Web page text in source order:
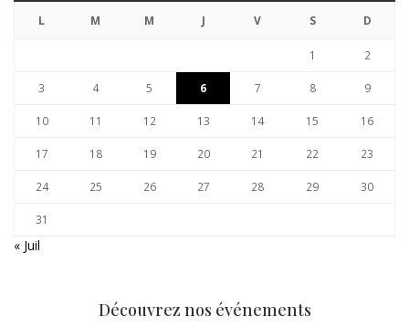
L M M J V S D
1 2
3 4 5 6 7 8 9
10 11 12 13 14 15 16
17 18 19 20 21 22 23
24 25 26 27 28 29 30
31
« Juil
Découvrez nos événements